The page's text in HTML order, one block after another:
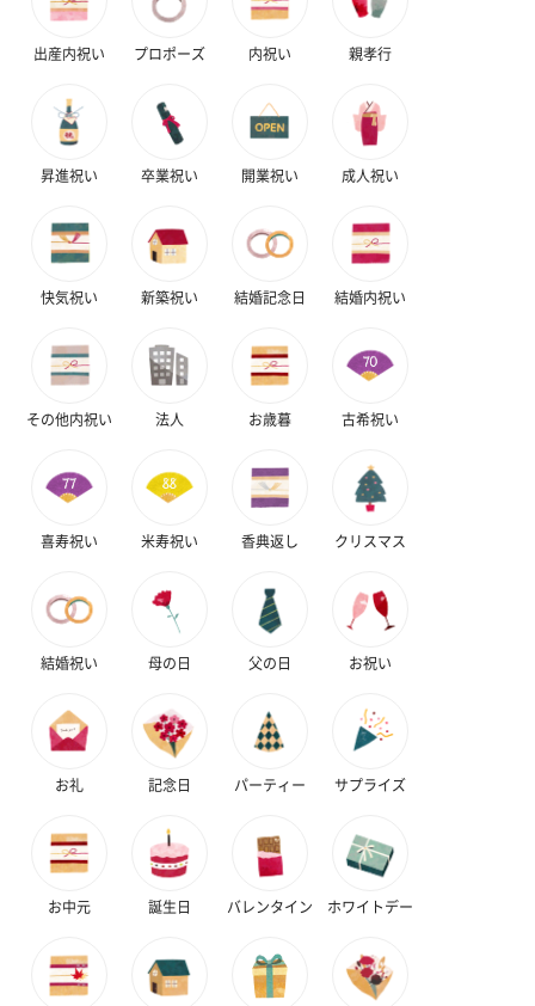
出産内祝い プロポーズ 内祝い 親孝行
昇進祝い 卒業祝い 開業祝い 成人祝い
快気祝い 新築祝い 結婚記念日 結婚内祝い
その他内祝い 法人 お歳暮 古希祝い
喜寿祝い 米寿祝い 香典返し クリスマス
結婚祝い 母の日 父の日 お祝い
お礼 記念日 パーティー サプライズ
お中元 誕生日 バレンタイン ホワイトデー